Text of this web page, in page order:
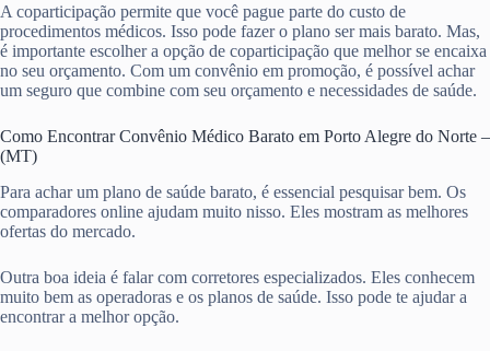
A coparticipação permite que você pague parte do custo de
procedimentos médicos. Isso pode fazer o plano ser mais barato. Mas,
é importante escolher a opção de coparticipação que melhor se encaixa
no seu orçamento. Com um convênio em promoção, é possível achar
um seguro que combine com seu orçamento e necessidades de saúde.
Como Encontrar Convênio Médico Barato em Porto Alegre do Norte –
(MT)
Para achar um plano de saúde barato, é essencial pesquisar bem. Os
comparadores online ajudam muito nisso. Eles mostram as melhores
ofertas do mercado.
Outra boa ideia é falar com corretores especializados. Eles conhecem
muito bem as operadoras e os planos de saúde. Isso pode te ajudar a
encontrar a melhor opção.